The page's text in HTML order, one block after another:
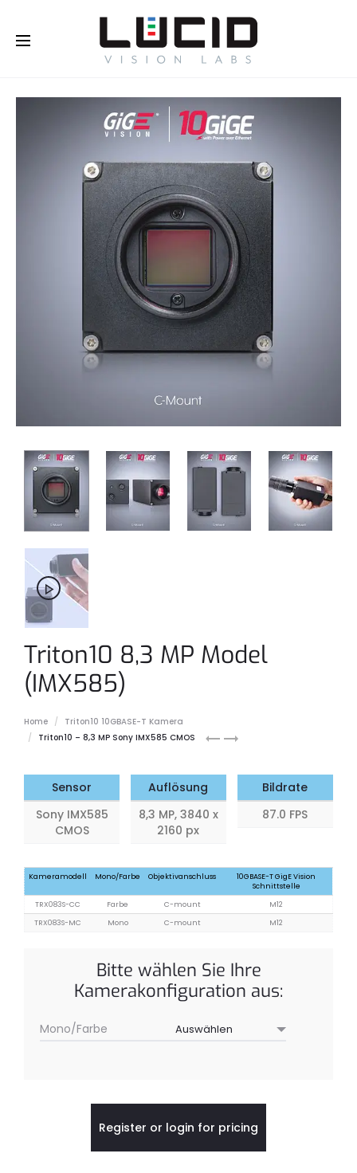
Triton10 8,3 MP Model
(IMX585)
Home
Triton10 10GBASE-T Kamera
Triton10 – 8,3 MP Sony IMX585 CMOS
Triton10
Model
Triton10
(Sony
Sensor
Sony IMX585
CMOS
Auflösung
8,3 MP, 3840 x
2160 px
Bildrate
87.0 FPS
Kameramodell Mono/Farbe Objektivanschluss
10GBASE-T GigE Vision
Schnittstelle
TRX083S-CC
Farbe C-mount
M12
TRX083S-MC
Mono C-mount M12
Bitte wählen Sie Ihre
Kamerakonfiguration aus:
Mono/Farbe
Register or login for pricing